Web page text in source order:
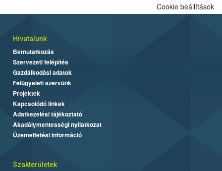
Cookie beállítások
Hivatalunk
Bemutatkozás
Szervezeti felépítés
Gazdálkodási adatok
Felügyeleti szervünk
Projektek
Kapcsolódó linkek
Adatkezelési tájékoztató
Akadálymentességi nyilatkozat
Üzemeltetési információ
Szakterületek